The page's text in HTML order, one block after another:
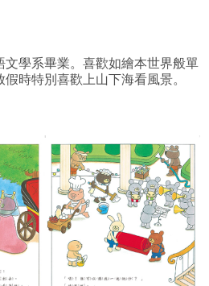
學系畢業。喜歡如繪本世界般單
時特別喜歡上山下海看風景。